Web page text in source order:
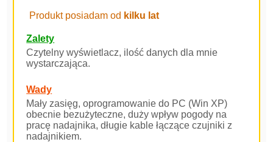
Produkt posiadam od kilku lat
Zalety
Czytelny wyświetlacz, ilość danych dla mnie
wystarczająca.
Wady
Mały zasięg, oprogramowanie do PC (Win XP)
obecnie bezużyteczne, duży wpływ pogody na
pracę nadajnika, długie kable łączące czujniki z
nadajnikiem.